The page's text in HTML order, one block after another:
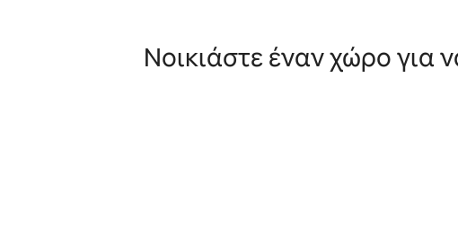
Νοικιάστε έναν χώρο για